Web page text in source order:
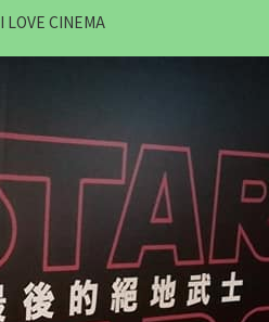
I LOVE CINEMA